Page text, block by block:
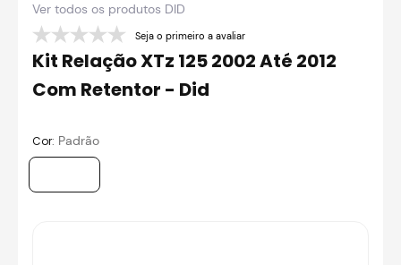
5 º capacete ls2
º
7º axxis fenix
9º capacete aberto
Ver todos os produtos DID
Seja o primeiro a avaliar
Kit Relação XTz 125 2002 Até 2012
Com Retentor - Did
Cor: Padrão